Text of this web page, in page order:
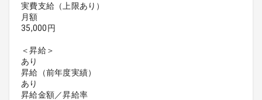
実費支給（上限あり）
月額
35,000円
＜昇給＞
あり
昇給（前年度実績）
あり
昇給金額／昇給率